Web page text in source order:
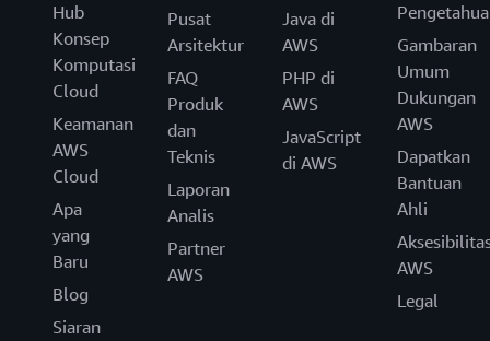
Hub
Konsep
Komputasi
Cloud
Keamanan
AWS
Cloud
Apa
yang
Baru
Blog
Siaran
Pusat
Arsitektur
FAQ
Produk
dan
Teknis
Laporan
Analis
Partner
AWS
Java di
AWS
PHP di
AWS
JavaScript
di AWS
Gambaran
Umum
Dukungan
AWS
Dapatkan
Bantuan
Ahli
AWS
Legal